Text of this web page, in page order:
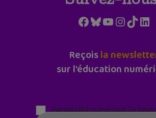
Facebook
Bluesky
YouTube
TikTok
Reçoisla
sur l'éducation
Parentalité numérique (le lundi